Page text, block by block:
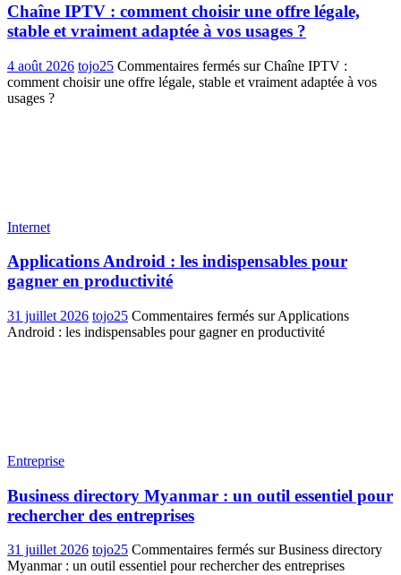
Chaîne IPTV : comment choisir une offre légale,
stable et vraiment adaptée à vos usages ?
4 août 2026 tojo25 Commentaires fermés sur Chaîne IPTV :
comment choisir une offre légale, stable et vraiment adaptée à vos
usages ?
Internet
Applications Android : les indispensables pour
gagner en productivité
31 juillet 2026 tojo25 Commentaires fermés sur Applications
Android : les indispensables pour gagner en productivité
Entreprise
Business directory Myanmar : un outil essentiel pour
rechercher des entreprises
31 juillet 2026 tojo25 Commentaires fermés sur Business directory
Myanmar : un outil essentiel pour rechercher des entreprises